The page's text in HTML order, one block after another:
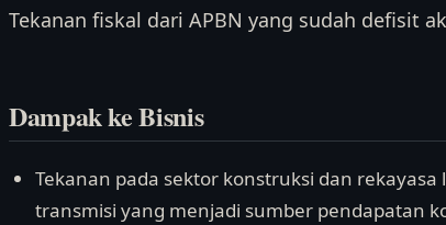
Tekanan fiskal dari APBN yang sudah defisit
Dampak ke Bisnis
Tekanan pada sektor konstruksi dan rekayasa
transmisi yang menjadi sumber pendapatan